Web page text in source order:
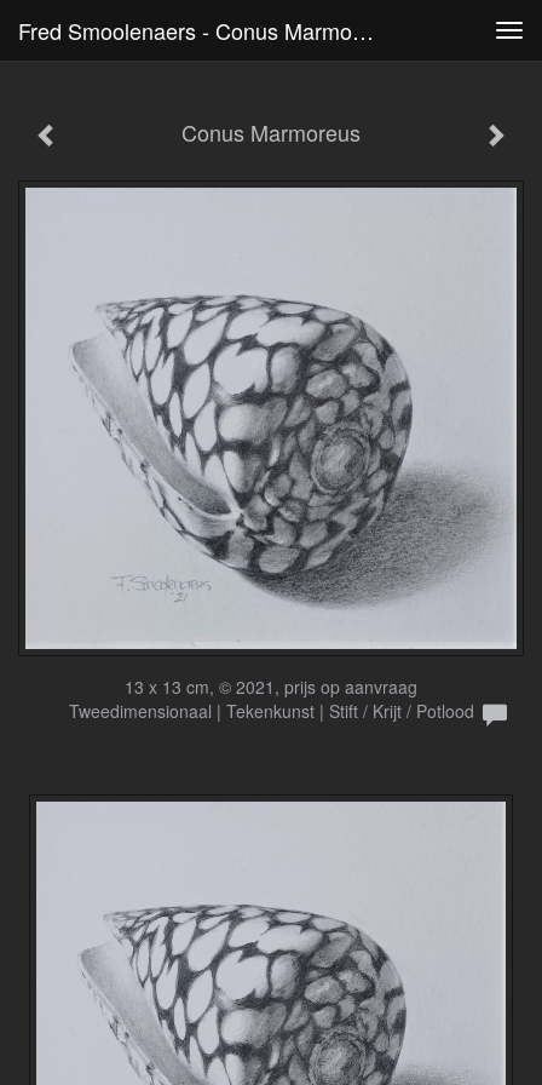
Fred Smoolenaers - Conus Marmoreus
Conus Marmoreus
13 x 13 cm, © 2021, prijs op aanvraag
Tweedimensionaal | Tekenkunst | Stift / Krijt / Potlood